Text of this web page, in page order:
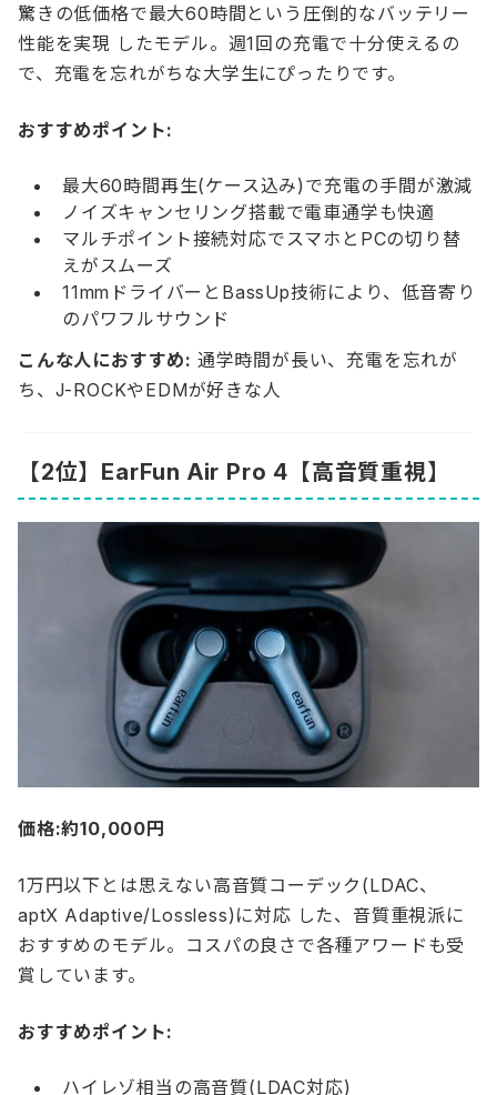
驚きの低価格で最大60時間という圧倒的なバッテリー
性能を実現 したモデル。週1回の充電で十分使えるの
で、充電を忘れがちな大学生にぴったりです。
おすすめポイント:
最大60時間再生(ケース込み)で充電の手間が激減
ノイズキャンセリング搭載で電車通学も快適
マルチポイント接続対応でスマホとPCの切り替
えがスムーズ
11mmドライバーとBassUp技術により、低音寄り
のパワフルサウンド
こんな人におすすめ: 通学時間が長い、充電を忘れが
ち、J-ROCKやEDMが好きな人
【2位】EarFun Air Pro 4【高音質重視】
価格:約10,000円
1万円以下とは思えない高音質コーデック(LDAC、
aptX Adaptive/Lossless)に対応 した、音質重視派に
おすすめのモデル。コスパの良さで各種アワードも受
賞しています。
おすすめポイント:
ハイレゾ相当の高音質(LDAC対応)